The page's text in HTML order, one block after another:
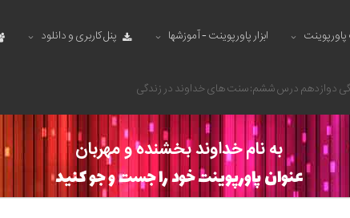
ابزار پاورپوینت - آموزشها پنل کاربری و دانلود
دوازدهم درس ششم: سنت های خداوند در زندگی
به نام خداوند بخشنده و مهربان
عنوان پاورپوینت خود را جست و جو کنید